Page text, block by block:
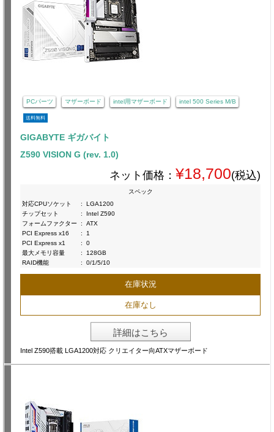
PCパーツ マザーボード intel用マザーボード intel 500 Series M/B
送料無料
GIGABYTE ギガバイト
Z590 VISION G (rev. 1.0)
ネット価格： ¥18,700(税込)
スペック
対応CPUソケット
:
LGA1200
チップセット
:
Intel Z590
フォームファクター
:
ATX
PCI Express x16
:
1
PCI Express x1
:
0
最大メモリ容量
:
128GB
RAID機能
: 0/1/5/10
在庫状況
在庫なし
詳細はこちら
Intel Z590搭載 LGA1200対応 クリエイター向ATXマザーボード